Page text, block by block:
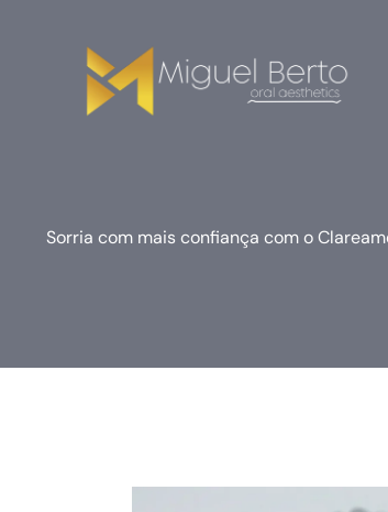
Sorria com mais confiança com o